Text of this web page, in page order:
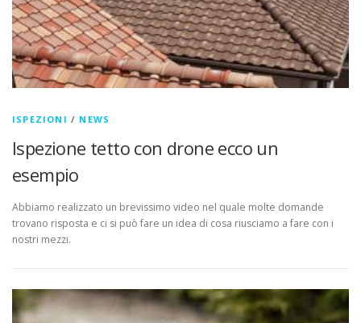
ISPEZIONI / NEWS
Ispezione tetto con drone ecco un
esempio
Abbiamo realizzato un brevissimo video nel quale molte domande
trovano risposta e ci si può fare un idea di cosa riusciamo a fare con i
nostri mezzi.